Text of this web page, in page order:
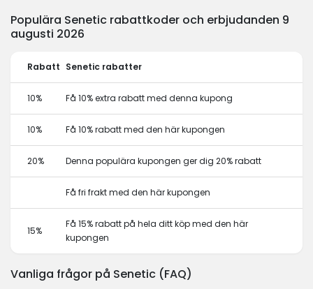
Populära Senetic rabattkoder och erbjudanden 9
augusti 2026
Rabatt Senetic rabatter
10% Få 10% extra rabatt med denna kupong
10% Få 10% rabatt med den här kupongen
20% Denna populära kupongen ger dig 20% rabatt
Få fri frakt med den här kupongen
15%
Få 15% rabatt på hela ditt köp med den här
kupongen
Vanliga frågor på Senetic (FAQ)